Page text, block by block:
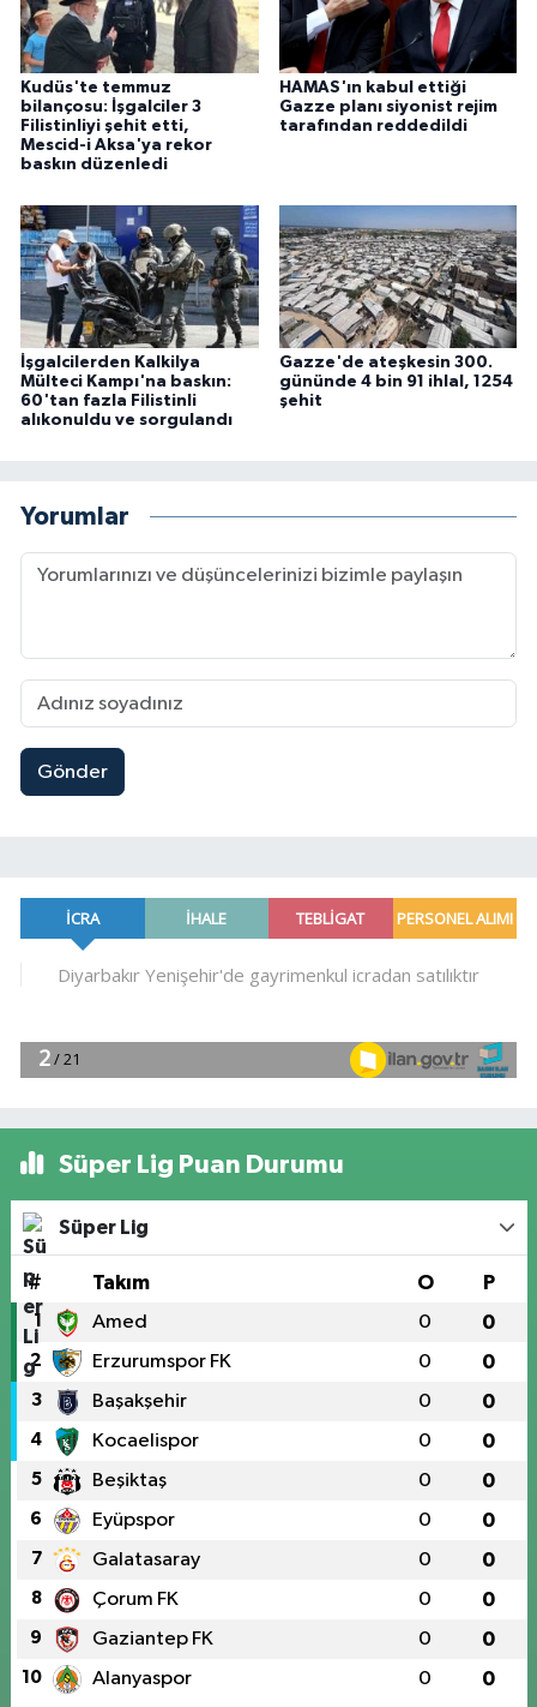
Kudüs'te temmuz
bilançosu: İşgalciler 3
Filistinliyi şehit etti,
Mescid-i Aksa'ya rekor
baskın düzenledi
HAMAS'ın kabul ettiği
Gazze planı siyonist rejim
tarafından reddedildi
İşgalcilerden Kalkilya
Mülteci Kampı'na baskın:
60'tan fazla Filistinli
alıkonuldu ve sorgulandı
Gazze'de ateşkesin 300.
gününde 4 bin 91 ihlal, 1254
şehit
Yorumlar
Gönder
Süper Lig Puan Durumu
Süper Lig
# Takım O P
1 Amed 0 0
2 Erzurumspor FK 0 0
3 Başakşehir 0 0
4 Kocaelispor 0 0
5 Beşiktaş 0 0
6 Eyüpspor 0 0
7 Galatasaray 0 0
8 Çorum FK 0 0
9 Gaziantep FK 0 0
10 Alanyaspor 0 0